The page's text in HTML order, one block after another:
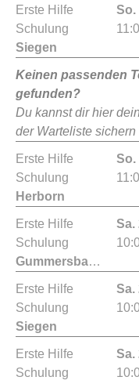
Erste Hilfe
Schulung
Siegen
So.
Keinen passenden
gefunden?
Du kannst dir hier
der Warteliste sichern
Erste Hilfe
Schulung
Herborn
So.
Erste Hilfe
Schulung
Gummersbach
Sa.
Erste Hilfe
Schulung
Siegen
Sa.
Erste Hilfe
Schulung
Sa.